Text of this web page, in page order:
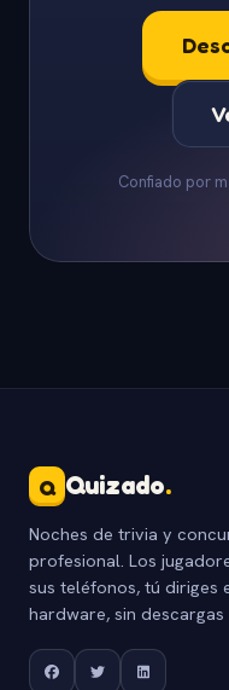
Confiado por
Q Quizado.
Noches de trivia y
profesional. Los
sus teléfonos, tú diriges
hardware, sin